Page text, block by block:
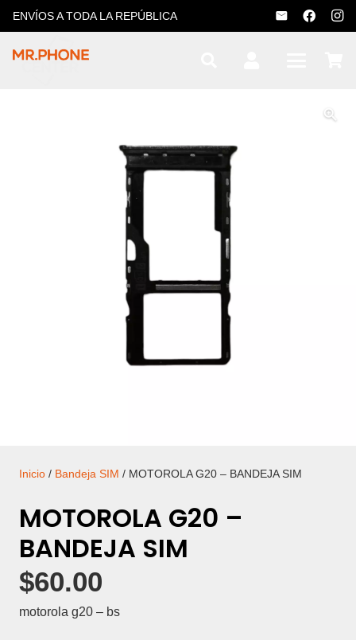
ENVÍOS A TODA LA REPÚBLICA
Inicio / Bandeja SIM / MOTOROLA G20 – BANDEJA SIM
MOTOROLA G20 –
BANDEJA SIM
$60.00
motorola g20 – bs